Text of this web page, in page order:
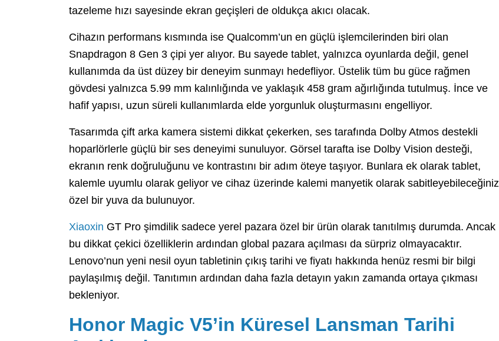
tazeleme hızı sayesinde ekran geçişleri de oldukça akıcı olacak.
Cihazın performans kısmında ise Qualcomm’un en güçlü işlemcilerinden biri olan
Snapdragon 8 Gen 3 çipi yer alıyor. Bu sayede tablet, yalnızca oyunlarda değil, genel
kullanımda da üst düzey bir deneyim sunmayı hedefliyor. Üstelik tüm bu güce rağmen
gövdesi yalnızca 5.99 mm kalınlığında ve yaklaşık 458 gram ağırlığında tutulmuş. İnce ve
hafif yapısı, uzun süreli kullanımlarda elde yorgunluk oluşturmasını engelliyor.
Tasarımda çift arka kamera sistemi dikkat çekerken, ses tarafında Dolby Atmos destekli
hoparlörlerle güçlü bir ses deneyimi sunuluyor. Görsel tarafta ise Dolby Vision desteği,
ekranın renk doğruluğunu ve kontrastını bir adım öteye taşıyor. Bunlara ek olarak tablet,
kalemle uyumlu olarak geliyor ve cihaz üzerinde kalemi manyetik olarak sabitleyebileceğiniz
özel bir yuva da bulunuyor.
Xiaoxin GT Pro şimdilik sadece yerel pazara özel bir ürün olarak tanıtılmış durumda. Ancak
bu dikkat çekici özelliklerin ardından global pazara açılması da sürpriz olmayacaktır.
Lenovo’nun yeni nesil oyun tabletinin çıkış tarihi ve fiyatı hakkında henüz resmi bir bilgi
paylaşılmış değil. Tanıtımın ardından daha fazla detayın yakın zamanda ortaya çıkması
bekleniyor.
Honor Magic V5’in Küresel Lansman Tarihi